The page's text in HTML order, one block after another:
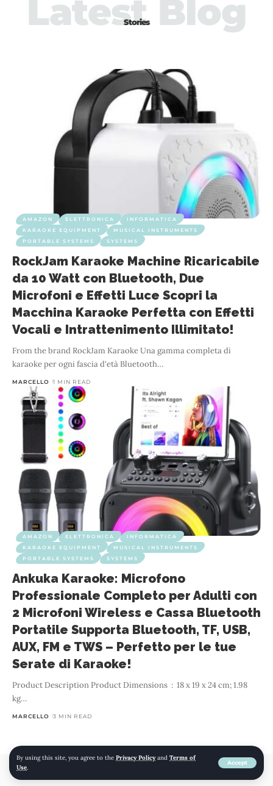
By using this site, you agree to the Privacy Policyand Terms of
Use.
Accept
Stories
Latest Blog
AMAZON ELETTRONICA
INFORMATICA
KARAOKE EQUIPMENT
MUSICAL INSTRUMENTS
PORTABLE SYSTEMS
SYSTEMS
RockJam Karaoke Machine Ricaricabile
da 10 Watt con Bluetooth, Due
Microfoni e Effetti Luce Scopri la
Macchina Karaoke Perfetta con Effetti
Vocali e Intrattenimento Illimitato!
From the brand RockJam Karaoke Una gamma completa di
karaoke per ogni fascia d'età Bluetooth…
MARCELLO 1 MIN READ
AMAZON ELETTRONICA
INFORMATICA
KARAOKE EQUIPMENT
MUSICAL INSTRUMENTS
PORTABLE SYSTEMS
SYSTEMS
Ankuka Karaoke: Microfono
Professionale Completo per Adulti con
2 Microfoni Wireless e Cassa Bluetooth
Portatile Supporta Bluetooth, TF, USB,
AUX, FM e TWS – Perfetto per le tue
Serate di Karaoke!
Product Description Product Dimensions ‏ : ‎ 18 x 19 x 24 cm; 1.98
kg…
MARCELLO 3 MIN READ